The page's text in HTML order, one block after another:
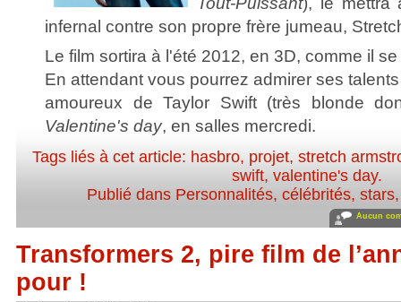
infernal contre son propre frère jumeau,
Le film sortira à l'été 2012, en 3D, comme il
En attendant vous pourrez admirer ses
amoureux de Taylor Swift (très blonde
Valentine's day, en salles mercredi.
Tags liés à cet article: hasbro, projet, stretch
swift, valentine's day.
Publié dans Personnalités, célébrités, stars
Aucun
Transformers 2, pire film de
pour !